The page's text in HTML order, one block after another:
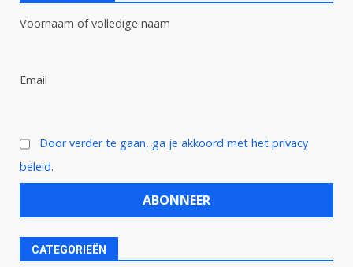
Voornaam of volledige naam
Email
Door verder te gaan, ga je akkoord met het privacy
beleid.
CATEGORIEËN